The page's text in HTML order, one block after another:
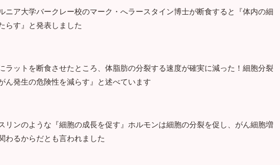
ニア大学バークレー校のマーク・へラースタイン博士が断食すると『体内の細
らす』と発表しました
ラットを断食させたところ、体脂肪の分裂する速度が確実に減った！細胞分裂
ん発生の危険性を減らす』と述べています
リンのような『細胞の成長を促す』ホルモンは細胞の分裂を促し、がん細胞増
わるからだとも言われました